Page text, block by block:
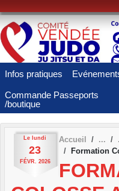
Infos pratiques
Commande Passeports
/boutique
Le lundi
23
FÉVR. 2026
Accueil
Formation